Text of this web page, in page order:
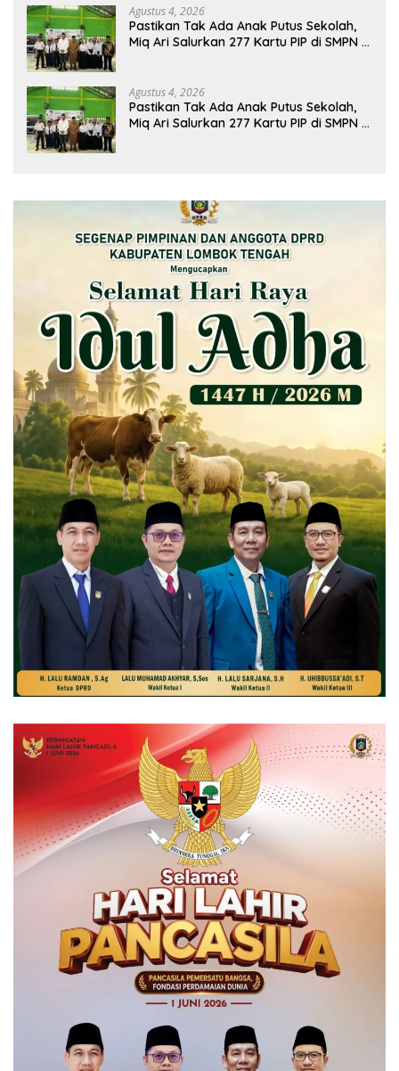
Agustus 4, 2026
Pastikan Tak Ada Anak Putus Sekolah,
Miq Ari Salurkan 277 Kartu PIP di SMPN 2
Agustus 4, 2026
Pastikan Tak Ada Anak Putus Sekolah,
Miq Ari Salurkan 277 Kartu PIP di SMPN 2